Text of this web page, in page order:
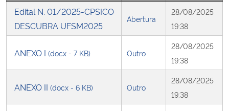
Secretaria-Geral
Secretaria de Governo
Advocacia-Geral da União
Edital N. 01/2025-CPSICO
DESCUBRA UFSM2025
Abertura
28/08/2025
19:38
ANEXO I (docx - 7 KB) Outro
28/08/2025
19:38
ANEXO II (docx - 6 KB) Outro
28/08/2025
19:38